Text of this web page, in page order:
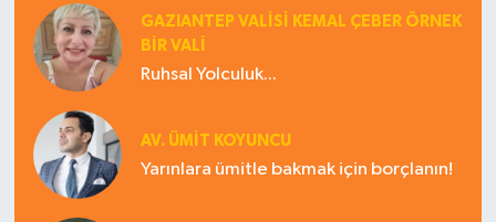
GAZIANTEP VALISI KEMAL ÇEBER ÖRNEK
BİR VALİ
Ruhsal Yolculuk...
AV. ÜMIT KOYUNCU
Yarınlara ümitle bakmak için borçlanın!